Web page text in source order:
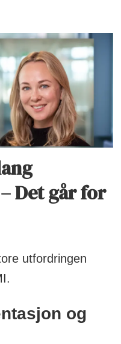
Det går for
utfordringen
og